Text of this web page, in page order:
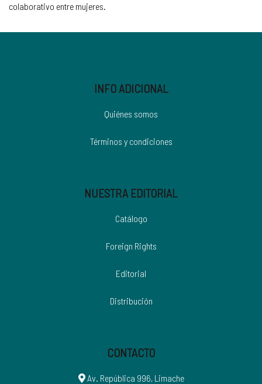
colaborativo entre mujeres.
INFO ADICIONAL
Quiénes somos
Términos y condiciones
NUESTRA EDITORIAL
Catálogo
Foreign Rights
Editorial
Distribución
CONTACTO
Av. República 996, Limache